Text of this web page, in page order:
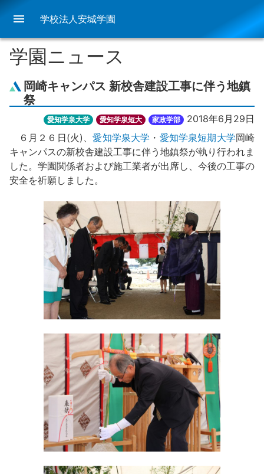
menu 学校法人安城学園
学園ニュース
岡崎キャンパス 新校舎建設工事に伴う地鎮
祭
愛知学泉大学 愛知学泉短大 家政学部
2018年6月29日
６月２６日(火)、愛知学泉大学 ・ 愛知学泉短期大学岡崎
キャンパスの新校舎建設工事に伴う地鎮祭が執り行われま
した。学園関係者および施工業者が出席し、今後の工事の
安全を祈願しました。